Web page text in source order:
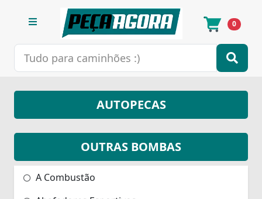
0
AUTOPECAS
OUTRAS BOMBAS
A Combustão